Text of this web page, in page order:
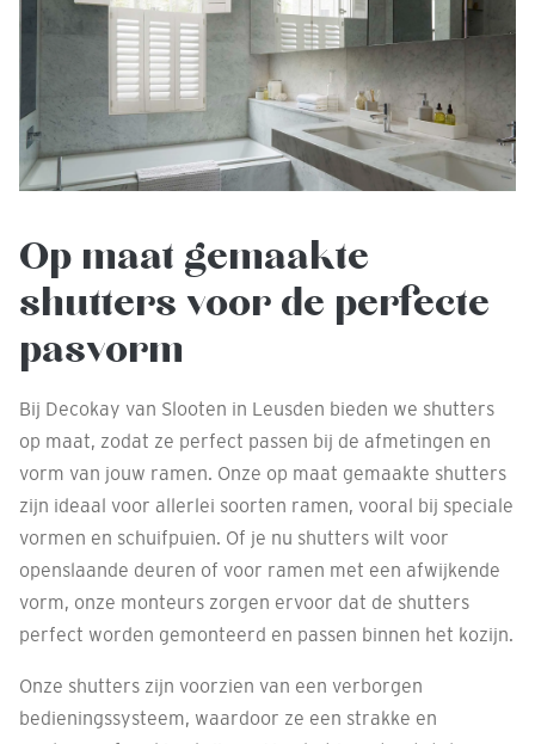
Op maat gemaakte
shutters voor de perfecte
pasvorm
Bij Decokay van Slooten in Leusden bieden we shutters
op maat, zodat ze perfect passen bij de afmetingen en
vorm van jouw ramen. Onze op maat gemaakte shutters
zijn ideaal voor allerlei soorten ramen, vooral bij speciale
vormen en schuifpuien. Of je nu shutters wilt voor
openslaande deuren of voor ramen met een afwijkende
vorm, onze monteurs zorgen ervoor dat de shutters
perfect worden gemonteerd en passen binnen het kozijn.
Onze shutters zijn voorzien van een verborgen
bedieningssysteem, waardoor ze een strakke en